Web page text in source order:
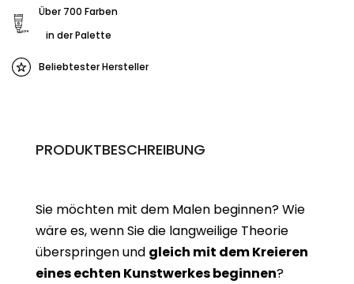
Über 700 Farben
in der Palette
Beliebtester Hersteller
PRODUKTBESCHREIBUNG
Sie möchten mit dem Malen beginnen? Wie
wäre es, wenn Sie die langweilige Theorie
überspringen und gleich mit dem Kreieren
eines echten Kunstwerkes beginnen?